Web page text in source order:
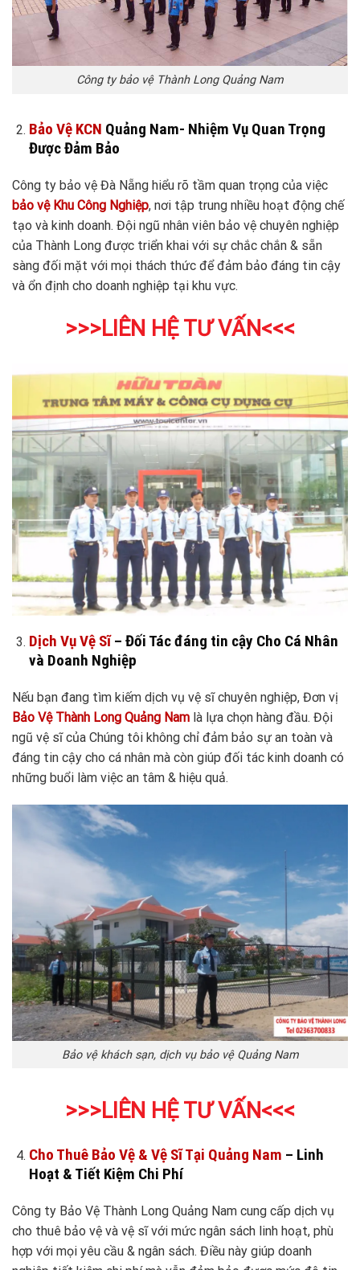
Công ty bảo vệ Thành Long Quảng Nam
Bảo Vệ KCN Quảng Nam- Nhiệm Vụ Quan Trọng
Được Đảm Bảo
Công ty bảo vệ Đà Nẵng hiểu rõ tầm quan trọng của việc
bảo vệ Khu Công Nghiệp, nơi tập trung nhiều hoạt động chế
tạo và kinh doanh. Đội ngũ nhân viên bảo vệ chuyên nghiệp
của Thành Long được triển khai với sự chắc chắn & sẵn
sàng đối mặt với mọi thách thức để đảm bảo đáng tin cậy
và ổn định cho doanh nghiệp tại khu vực.
>>>LIÊN HỆ TƯ VẤN<<<
Dịch Vụ Vệ Sĩ– Đối Tác đáng tin cậy Cho Cá Nhân
và Doanh Nghiệp
Nếu bạn đang tìm kiếm dịch vụ vệ sĩ chuyên nghiệp, Đơn vị
Bảo Vệ Thành Long Quảng Nam là lựa chọn hàng đầu. Đội
ngũ vệ sĩ của Chúng tôi không chỉ đảm bảo sự an toàn và
đáng tin cậy cho cá nhân mà còn giúp đối tác kinh doanh có
những buổi làm việc an tâm & hiệu quả.
Bảo vệ khách sạn, dịch vụ bảo vệ Quảng Nam
>>>LIÊN HỆ TƯ VẤN<<<
Cho Thuê Bảo Vệ & Vệ Sĩ Tại Quảng Nam – Linh
Hoạt & Tiết Kiệm Chi Phí
Công ty Bảo Vệ Thành Long Quảng Nam cung cấp dịch vụ
cho thuê bảo vệ và vệ sĩ với mức ngân sách linh hoạt, phù
hợp với mọi yêu cầu & ngân sách. Điều này giúp doanh